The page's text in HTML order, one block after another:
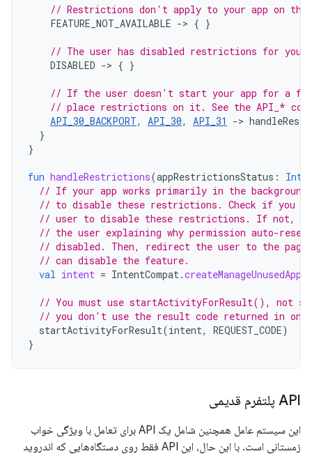
// Restrictions don't apply to your app on
FEATURE_NOT_AVAILABLE -> { }
// The user has disabled restrictions for your
DISABLED -> { }
// If the user doesn't start your app for a
// place restrictions on it. See the API_*
API_30_BACKPORT, API_30, API_31 ->
}
}
fun handleRestrictions(appRestrictionsStatus : Int
// If your app works primarily in the
// to disable these restrictions. Check if you
// user to disable these restrictions. If not, you
// the user explaining why permission auto-
// disabled. Then, redirect the user to the page
// can disable the feature.
val intent = IntentCompat.
// You must use startActivityForResult(), not
// you don't use the result code returned in
startActivityForResult(intent, REQUEST_CODE)
}
API پلتفرم قدیمی
این سیستم عامل همچنین شامل یک API برای تعامل با ویژگی خواب
زمستانی است. با این حال، این API فقط روی دستگاه‌هایی که اندروید